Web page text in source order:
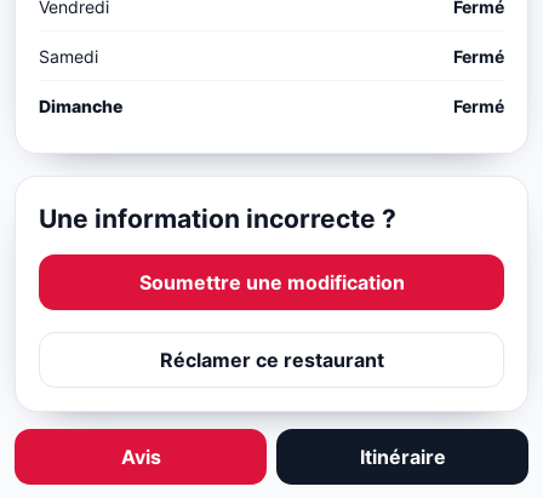
Vendredi Fermé
Samedi Fermé
Dimanche Fermé
Une information incorrecte ?
Soumettre une modification
Réclamer ce restaurant
Avis Itinéraire